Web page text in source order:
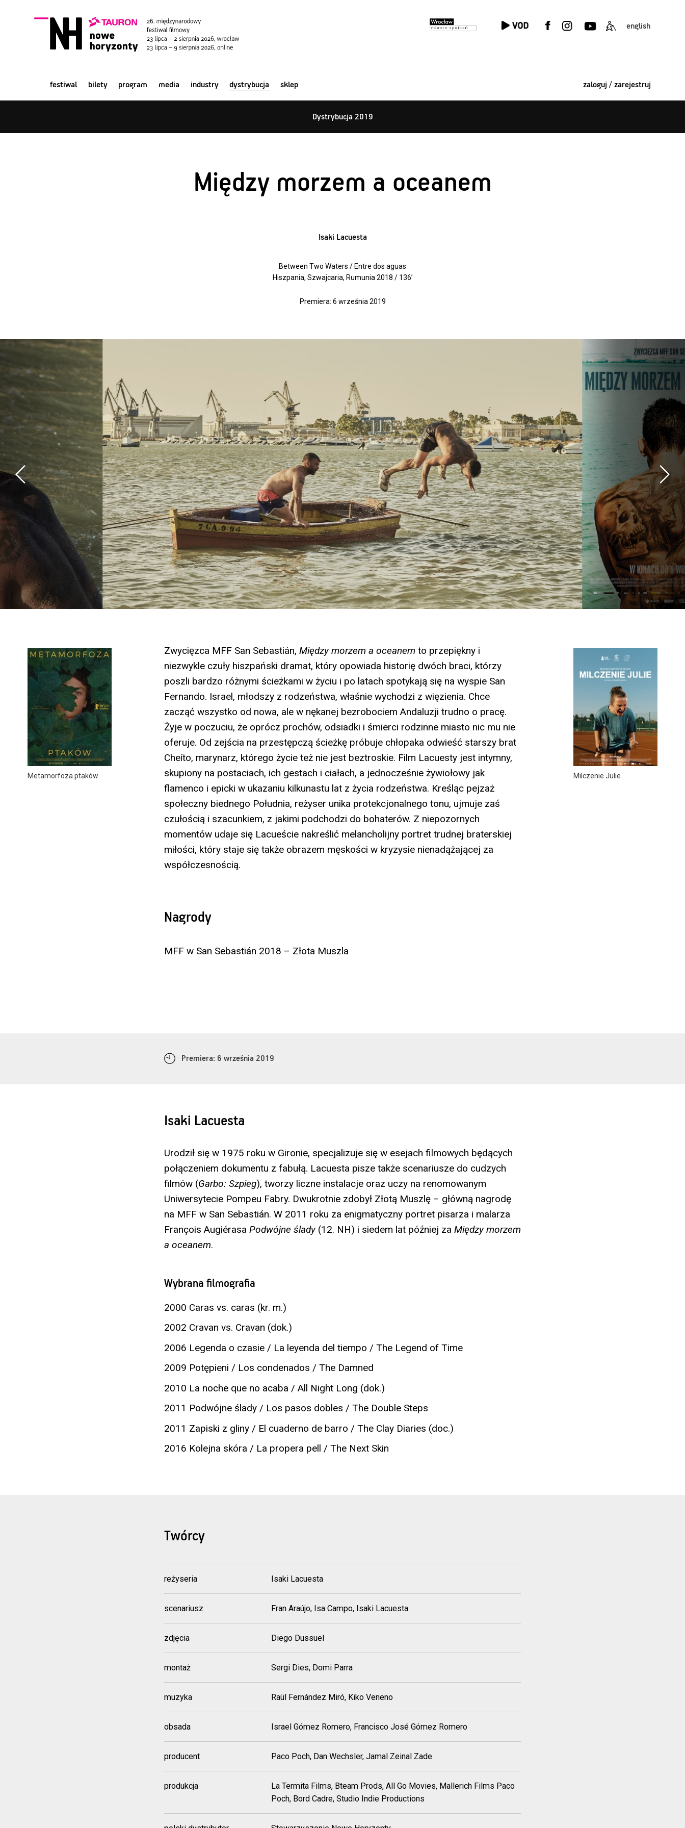
english
festiwal bilety program media industry dystrybucja sklep zaloguj / zarejestruj
Dystrybucja 2019
Między morzem a oceanem
Isaki Lacuesta
Between Two Waters / Entre dos aguas
Hiszpania, Szwajcaria, Rumunia 2018 / 136’
Premiera: 6 września 2019
Metamorfoza ptaków Milczenie Julie
Zwycięzca MFF San Sebastián, Między morzem a oceanem to przepiękny i
niezwykle czuły hiszpański dramat, który opowiada historię dwóch braci, którzy
poszli bardzo różnymi ścieżkami w życiu i po latach spotykają się na wyspie San
Fernando. Israel, młodszy z rodzeństwa, właśnie wychodzi z więzienia. Chce
zacząć wszystko od nowa, ale w nękanej bezrobociem Andaluzji trudno o pracę.
Żyje w poczuciu, że oprócz prochów, odsiadki i śmierci rodzinne miasto nic mu nie
oferuje. Od zejścia na przestępczą ścieżkę próbuje chłopaka odwieść starszy brat
Cheíto, marynarz, którego życie też nie jest beztroskie. Film Lacuesty jest intymny,
skupiony na postaciach, ich gestach i ciałach, a jednocześnie żywiołowy jak
flamenco i epicki w ukazaniu kilkunastu lat z życia rodzeństwa. Kreśląc pejzaż
społeczny biednego Południa, reżyser unika protekcjonalnego tonu, ujmuje zaś
czułością i szacunkiem, z jakimi podchodzi do bohaterów. Z niepozornych
momentów udaje się Lacueście nakreślić melancholijny portret trudnej braterskiej
miłości, który staje się także obrazem męskości w kryzysie nienadążającej za
współczesnością.
Nagrody
MFF w San Sebastián 2018 – Złota Muszla
Premiera: 6 września 2019
Isaki Lacuesta
Urodził się w 1975 roku w Gironie, specjalizuje się w esejach filmowych będących
połączeniem dokumentu z fabułą. Lacuesta pisze także scenariusze do cudzych
filmów (Garbo: Szpieg), tworzy liczne instalacje oraz uczy na renomowanym
Uniwersytecie Pompeu Fabry. Dwukrotnie zdobył Złotą Muszlę – główną nagrodę
na MFF w San Sebastián. W 2011 roku za enigmatyczny portret pisarza i malarza
François Augiérasa Podwójne ślady(12. NH) i siedem lat później za Między morzem
a oceanem.
Wybrana filmografia
2000 Caras vs. caras (kr. m.)
2002 Cravan vs. Cravan (dok.)
2006 Legenda o czasie / La leyenda del tiempo / The Legend of Time
2009 Potępieni / Los condenados / The Damned
2010 La noche que no acaba / All Night Long (dok.)
2011 Podwójne ślady / Los pasos dobles / The Double Steps
2011 Zapiski z gliny / El cuaderno de barro / The Clay Diaries (doc.)
2016 Kolejna skóra / La propera pell / The Next Skin
Twórcy
reżyseria Isaki Lacuesta
scenariusz Fran Araújo, Isa Campo, Isaki Lacuesta
zdjęcia Diego Dussuel
montaż Sergi Dies, Domi Parra
muzyka Raül Fernández Miró, Kiko Veneno
obsada Israel Gómez Romero, Francisco José Gómez Romero
producent Paco Poch, Dan Wechsler, Jamal Zeinal Zade
produkcja
La Termita Films, Bteam Prods, All Go Movies, Mallerich Films Paco
Poch, Bord Cadre, Studio Indie Productions